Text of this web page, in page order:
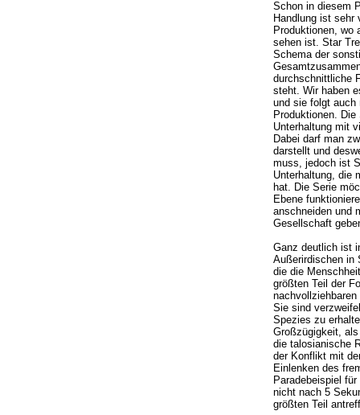
Schon in diesem
Handlung ist sehr
Produktionen, wo
sehen ist. Star
Schema der
durchschnittliche
steht. Wir haben
und sie folgt auch
Produktionen.
Unterhaltung mit
Dabei darf man
darstellt und
muss, jedoch ist
Unterhaltung, die
hat. Die Serie
Ebene
anschneiden und
Gesellschaft
Ganz deutlich ist
Außerirdischen in
die die
größten Teil der
Sie sind
Spezies zu
Großzügigkeit,
die talosianische
der Konflikt mit
Einlenken des
Paradebeispiel
nicht nach 5
größten Teil